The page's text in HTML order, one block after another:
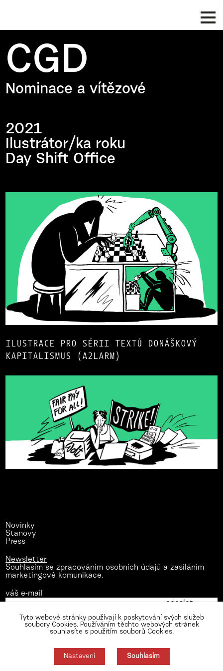
CGD
Nominace a vítězové
2021
Ilustrátor/ka roku
Day Shift Office
ILUSTRACE PRO SÉRII TEXTŮ DONÁŠKOVÝ
KAPITALISMUS (A2LARM)
Novinky
Stanovy
Press
Newsletter
Souhlasím se zpracováním osobních údajů a zasíláním
marketingové komunikace.
váš e-mail
Zásady zpracování osobních údajů
Nastavení cookies
Tyto webové stránky používají k poskytování svých služeb
soubory Cookies. Používáním těchto webových stránek
souhlasíte s použitím souborů Cookies.
Nastavení Souhlasím